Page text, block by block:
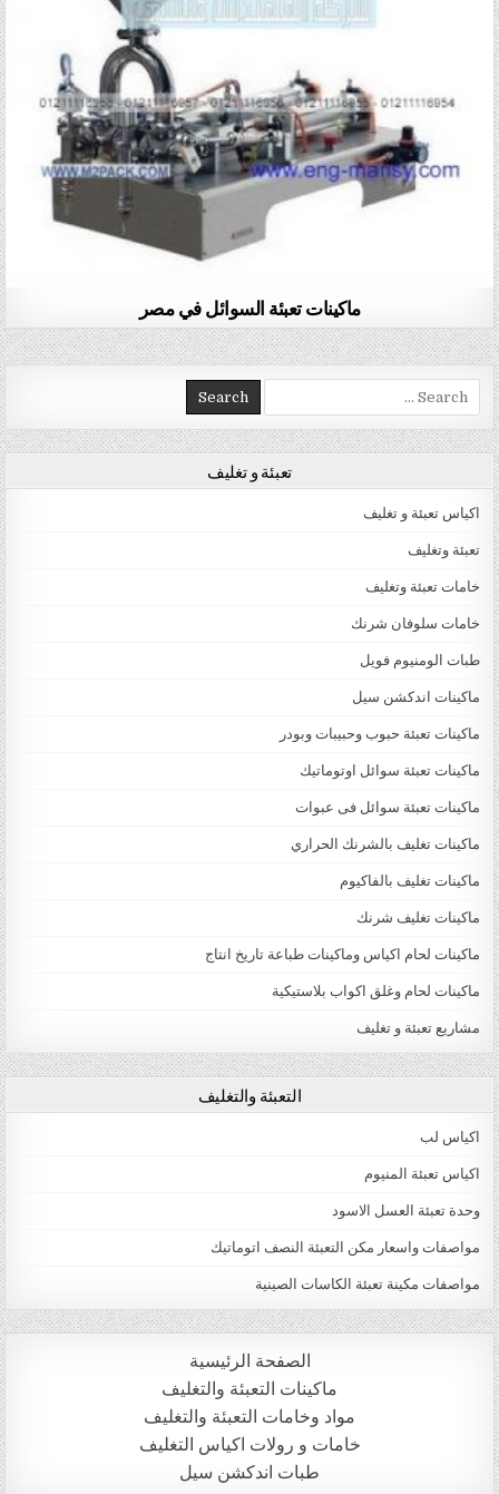
ماكينات تعبئة السوائل في مصر
Search for:
تعبئة و تغليف
اكياس تعبئة و تغليف
تعبئة وتغليف
خامات تعبئة وتغليف
خامات سلوفان شرنك
طبات الومنيوم فويل
ماكينات اندكشن سيل
ماكينات تعبئة حبوب وحبيبات وبودر
ماكينات تعبئة سوائل اوتوماتيك
ماكينات تعبئة سوائل فى عبوات
ماكينات تغليف بالشرنك الحراري
ماكينات تغليف بالفاكيوم
ماكينات تغليف شرنك
ماكينات لحام اكياس وماكينات طباعة تاريخ انتاج
ماكينات لحام وغلق اكواب بلاستيكية
مشاريع تعبئة و تغليف
التعبئة والتغليف
اكياس لب
اكياس تعبئة المنيوم
وحدة تعبئة العسل الاسود
مواصفات واسعار مكن التعبئة النصف اتوماتيك
مواصفات مكينة تعبئة الكاسات الصينية
الصفحة الرئيسية
ماكينات التعبئة والتغليف
مواد وخامات التعبئة والتغليف
خامات و رولات اكياس التغليف
طبات اندكشن سيل